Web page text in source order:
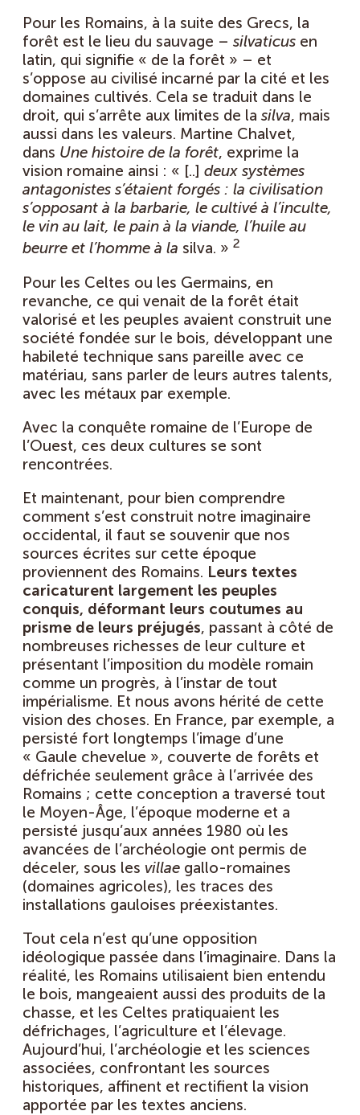
Pour les Romains, à la suite des Grecs, la
forêt est le lieu du sauvage – silvaticus en
latin, qui signifie « de la forêt » – et
s’oppose au civilisé incarné par la cité et les
domaines cultivés. Cela se traduit dans le
droit, qui s’arrête aux limites de la silva, mais
aussi dans les valeurs. Martine Chalvet,
dans Une histoire de la forêt, exprime la
vision romaine ainsi : « [..] deux systèmes
antagonistes s’étaient forgés : la civilisation
s’opposant à la barbarie, le cultivé à l’inculte,
le vin au lait, le pain à la viande, l’huile au
beurre et l’homme à la silva. » 2
Pour les Celtes ou les Germains, en
revanche, ce qui venait de la forêt était
valorisé et les peuples avaient construit une
société fondée sur le bois, développant une
habileté technique sans pareille avec ce
matériau, sans parler de leurs autres talents,
avec les métaux par exemple.
Avec la conquête romaine de l’Europe de
l’Ouest, ces deux cultures se sont
rencontrées.
Et maintenant, pour bien comprendre
comment s’est construit notre imaginaire
occidental, il faut se souvenir que nos
sources écrites sur cette époque
proviennent des Romains. Leurs textes
caricaturent largement les peuples
conquis, déformant leurs coutumes au
prisme de leurs préjugés, passant à côté de
nombreuses richesses de leur culture et
présentant l’imposition du modèle romain
comme un progrès, à l’instar de tout
impérialisme. Et nous avons hérité de cette
vision des choses. En France, par exemple, a
persisté fort longtemps l’image d’une
« Gaule chevelue », couverte de forêts et
défrichée seulement grâce à l’arrivée des
Romains ; cette conception a traversé tout
le Moyen-Âge, l’époque moderne et a
persisté jusqu’aux années 1980 où les
avancées de l’archéologie ont permis de
déceler, sous les villae gallo-romaines
(domaines agricoles), les traces des
installations gauloises préexistantes.
Tout cela n’est qu’une opposition
idéologique passée dans l’imaginaire. Dans la
réalité, les Romains utilisaient bien entendu
le bois, mangeaient aussi des produits de la
chasse, et les Celtes pratiquaient les
défrichages, l’agriculture et l’élevage.
Aujourd’hui, l’archéologie et les sciences
associées, confrontant les sources
historiques, affinent et rectifient la vision
apportée par les textes anciens.